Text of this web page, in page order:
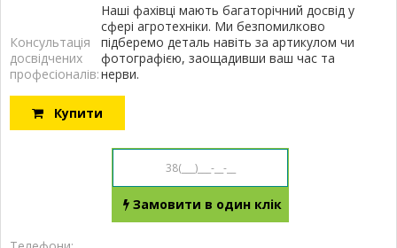
Консультація
досвідчених
професіоналів:
Наші фахівці мають багаторічний досвід у
сфері агротехніки. Ми безпомилково
підберемо деталь навіть за артикулом чи
фотографією, заощадивши ваш час та
нерви.
Купити
Замовити в один клік